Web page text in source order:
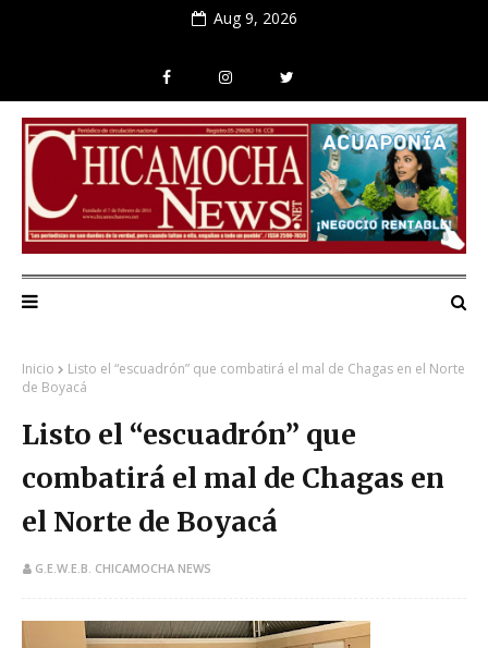
Aug 9, 2026
Inicio
Listo el “escuadrón” que combatirá el mal de Chagas en el Norte
de Boyacá
Listo el “escuadrón” que
combatirá el mal de Chagas en
el Norte de Boyacá
G.E.W.E.B. CHICAMOCHA NEWS